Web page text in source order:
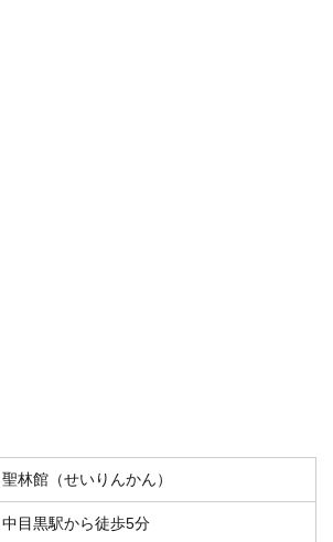
聖林館（せいりんかん）
中目黒駅から徒歩5分